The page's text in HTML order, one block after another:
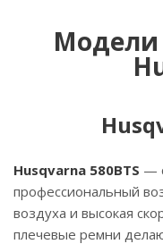
Модели
Husqvarna 580BTS —
профессиональный
воздуха и высокая
плечевые ремни